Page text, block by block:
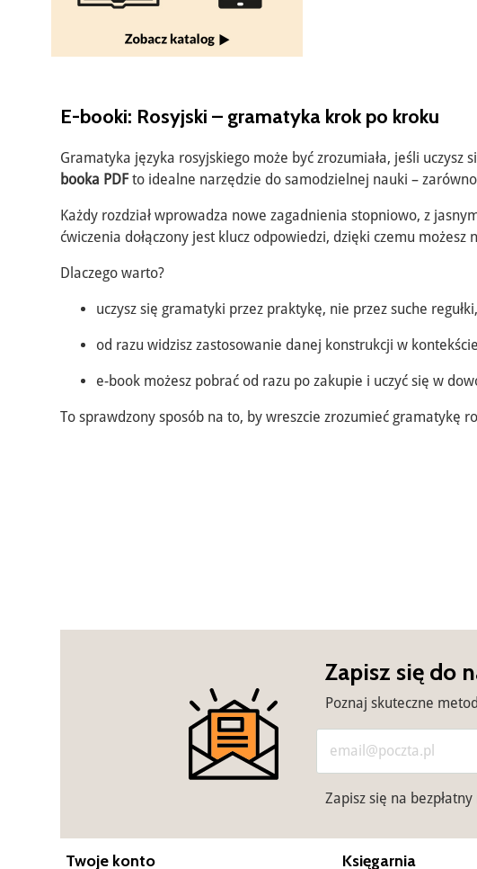
E-booki: Rosyjski – gramatyka krok po kroku
Gramatyka języka rosyjskiego może być zrozumiała, jeśli uczysz
booka PDFto idealne narzędzie do samodzielnej nauki –
Każdy rozdział wprowadza nowe zagadnienia stopniowo, z
ćwiczenia dołączony jest klucz odpowiedzi, dzięki czemu
Dlaczego warto?
uczysz się gramatyki przez praktykę, nie przez suche regułki,
od razu widzisz zastosowanie danej konstrukcji w
e-book możesz pobrać od razu po zakupie i uczyć się w
To sprawdzony sposób na to, by wreszcie zrozumieć gramatykę
Zapisz się do
Poznaj skuteczne
Zapisz się na
Twoje konto Księgarnia